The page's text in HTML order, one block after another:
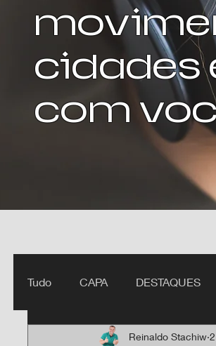
cidades
com
Tudo CAPA DESTAQUES
Ipiranga do Norte MTReinaldo Stachiw